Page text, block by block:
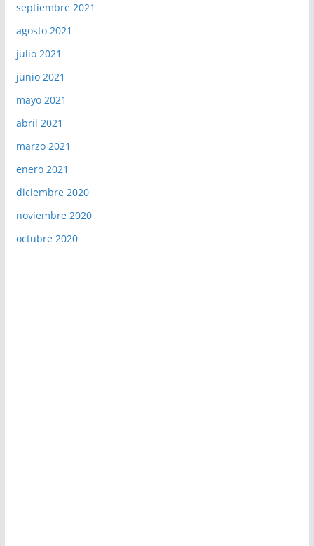
septiembre 2021
agosto 2021
julio 2021
junio 2021
mayo 2021
abril 2021
marzo 2021
enero 2021
diciembre 2020
noviembre 2020
octubre 2020